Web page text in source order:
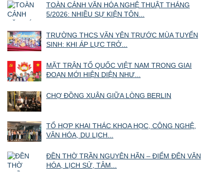
TOÀN CẢNH VĂN HÓA NGHỆ THUẬT THÁNG
5/2026: NHIỀU SỰ KIỆN TÔN...
TRƯỜNG THCS VĂN YÊN TRƯỚC MÙA TUYỂN
SINH: KHI ÁP LỰC TRỞ...
MẶT TRẬN TỔ QUỐC VIỆT NAM TRONG GIAI
ĐOẠN MỚI HIỆN DIỆN NHƯ...
CHỢ ĐỒNG XUÂN GIỮA LÒNG BERLIN
TỔ HỢP KHAI THÁC KHOA HỌC, CÔNG NGHỆ,
VĂN HÓA, DU LỊCH...
ĐỀN THỜ TRẦN NGUYÊN HÃN – ĐIỂM ĐẾN VĂN
HÓA, LỊCH SỬ, TÂM...